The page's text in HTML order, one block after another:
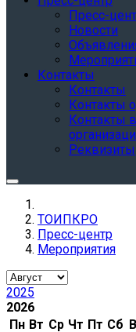
Пресс-
Новости
Контакты
Контакты
Контакты
Контакты
Реквизиты
ТОИПКРО
Пресс-центр
Мероприятия
2025
2026
Пн Вт Ср Чт Пт Сб